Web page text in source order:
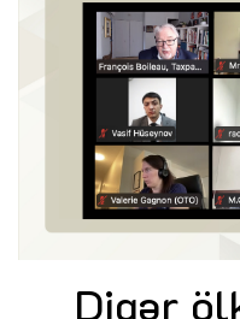
Digər